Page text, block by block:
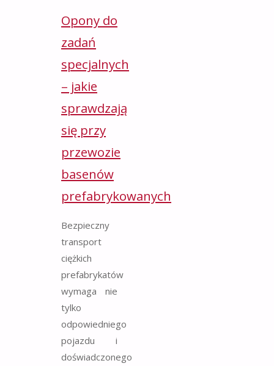
Opony do
zadań
specjalnych
– jakie
sprawdzają
się przy
przewozie
basenów
prefabrykowanych
Bezpieczny
transport
ciężkich
prefabrykatów
wymaga nie
tylko
odpowiedniego
pojazdu i
doświadczonego